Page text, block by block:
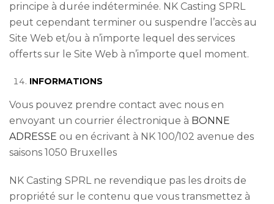
principe à durée indéterminée. NK Casting SPRL
peut cependant terminer ou suspendre l’accès au
Site Web et/ou à n’importe lequel des services
offerts sur le Site Web à n’importe quel moment.
INFORMATIONS
Vous pouvez prendre contact avec nous en
envoyant un courrier électronique à BONNE
ADRESSE ou en écrivant à NK 100/102 avenue des
saisons 1050 Bruxelles
NK Casting SPRL ne revendique pas les droits de
propriété sur le contenu que vous transmettez à